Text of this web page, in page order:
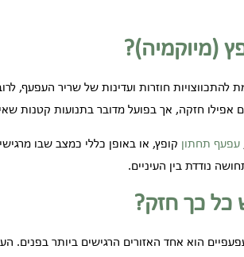
(מיוקמיה)?
להתכווצויות חוזרות ועדינות של שריר העפעף,
אפילו חזקה, אך בפועל מדובר בתנועות קטנות
עפעף תחתון קופץ, או באופן כללי כמצב שבו
נודדת בין העיניים.
כל כך חזק?
הוא אחד האזורים הרגישים ביותר בפנים.